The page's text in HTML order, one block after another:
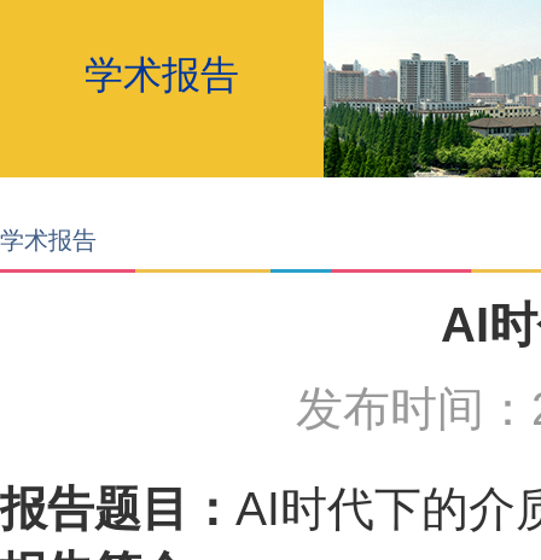
学术报告
学术报告
AI
发布时间
报告题目： AI时代下的介